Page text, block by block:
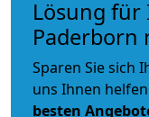
Lösung für
Paderborn
Sparen Sie sich
uns Ihnen
besten